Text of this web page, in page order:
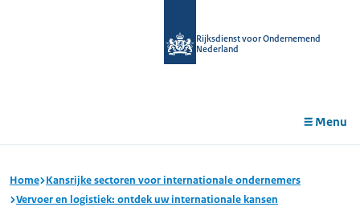
Rijksdienst voor Ondernemend
Nederland
Menu
Home Kansrijke sectoren voor internationale ondernemers
Vervoer en logistiek: ontdek uw internationale kansen